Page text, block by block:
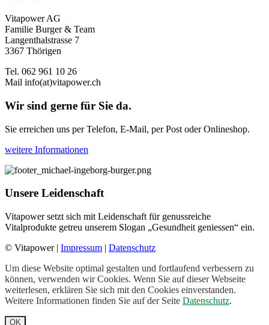
Vitapower AG
Familie Burger & Team
Langenthalstrasse 7
3367 Thörigen
Tel. 062 961 10 26
Mail info(at)vitapower.ch
Wir sind gerne für Sie da.
Sie erreichen uns per Telefon, E-Mail, per Post oder Onlineshop.
weitere Informationen
Unsere Leidenschaft
Vitapower setzt sich mit Leidenschaft für genussreiche
Vitalprodukte getreu unserem Slogan „Gesundheit geniessen“ ein.
© Vitapower | Impressum | Datenschutz
Um diese Website optimal gestalten und fortlaufend verbessern zu
können, verwenden wir Cookies. Wenn Sie auf dieser Webseite
weiterlesen, erklären Sie sich mit den Cookies einverstanden.
Weitere Informationen finden Sie auf der Seite Datenschutz.
OK